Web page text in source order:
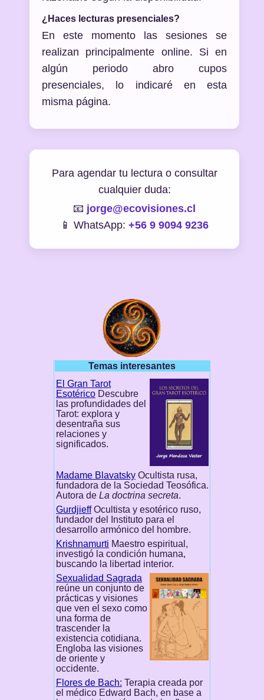
¿Haces lecturas presenciales?
En este momento las sesiones se
realizan principalmente online. Si en
algún periodo abro cupos
presenciales, lo indicaré en esta
misma página.
Para agendar tu lectura o consultar
cualquier duda:
📧 jorge@ecovisiones.cl
📱 WhatsApp:+56 9 9094 9236
Temas interesantes
El Gran Tarot
EsotéricoDescubre
las profundidades del
Tarot: explora y
desentraña sus
relaciones y
significados.
Madame BlavatskyOcultista rusa,
fundadora de la Sociedad Teosófica.
Autora de La doctrina secreta.
GurdjieffOcultista y esotérico ruso,
fundador del Instituto para el
desarrollo armónico del hombre.
Krishnamurti Maestro espiritual,
investigó la condición humana,
buscando la libertad interior.
Sexualidad Sagrada
reúne un conjunto de
prácticas y visiones
que ven el sexo como
una forma de
trascender la
existencia cotidiana.
Engloba las visiones
de oriente y
occidente.
Flores de Bach: Terapia creada por
el médico Edward Bach, en base a